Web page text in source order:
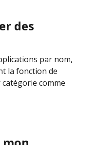
des
par nom,
la fonction de
comme